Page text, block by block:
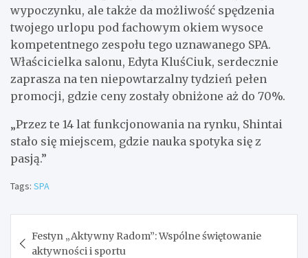
wypoczynku, ale także da możliwość spędzenia
twojego urlopu pod fachowym okiem wysoce
kompetentnego zespołu tego uznawanego SPA.
Właścicielka salonu, Edyta KluśCiuk, serdecznie
zaprasza na ten niepowtarzalny tydzień pełen
promocji, gdzie ceny zostały obniżone aż do 70%.
„Przez te 14 lat funkcjonowania na rynku, Shintai
stało się miejscem, gdzie nauka spotyka się z
pasją.”
Tags: SPA
wpisu
Festyn „Aktywny Radom”: Wspólne świętowanie
aktywności i sportu